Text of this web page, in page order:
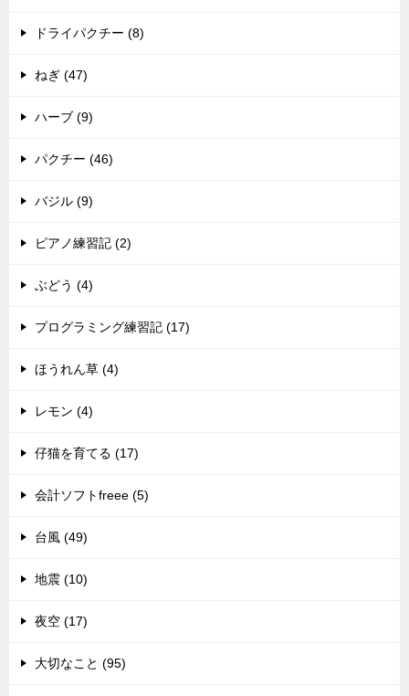
ドライパクチー (8)
ねぎ (47)
ハーブ (9)
パクチー (46)
バジル (9)
ピアノ練習記 (2)
ぶどう (4)
プログラミング練習記 (17)
ほうれん草 (4)
レモン (4)
仔猫を育てる (17)
会計ソフトfreee (5)
台風 (49)
地震 (10)
夜空 (17)
大切なこと (95)